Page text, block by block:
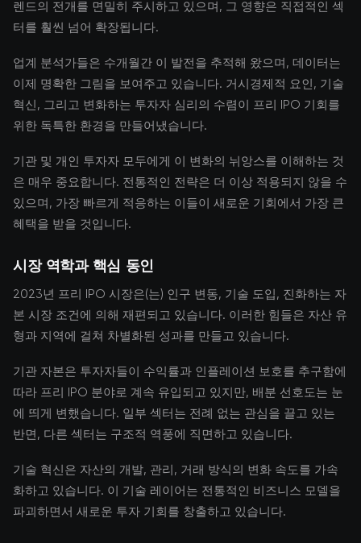
렌드의 전개를 면밀히 주시하고 있으며, 그 영향은 직접적인 섹
터를 훨씬 넘어 확장됩니다.
업계 분석가들은 수개월간 이 발전을 추적해 왔으며, 데이터는
이제 명확한 그림을 보여주고 있습니다. 거시경제적 요인, 기술
혁신, 그리고 변화하는 투자자 심리의 수렴이 프리 IPO 기회를
위한 독특한 환경을 만들어냈습니다.
기관 및 개인 투자자 모두에게 이 변화의 뉘앙스를 이해하는 것
은 매우 중요합니다. 전통적인 전략은 더 이상 적용되지 않을 수
있으며, 가장 빠르게 적응하는 이들이 새로운 기회에서 가장 큰
혜택을 받을 것입니다.
시장 역학과 핵심 동인
2023년 프리 IPO 시장은(는) 인구 변동, 기술 도입, 진화하는 자
본 시장 조건에 의해 재편되고 있습니다. 이러한 힘들은 자산 유
형과 지역에 걸쳐 차별화된 성과를 만들고 있습니다.
기관 자본은 투자자들이 수익률과 인플레이션 보호를 추구함에
따라 프리 IPO 분야로 계속 유입되고 있지만, 배분 선호도는 눈
에 띄게 변했습니다. 일부 섹터는 전례 없는 관심을 끌고 있는
반면, 다른 섹터는 구조적 역풍에 직면하고 있습니다.
기술 혁신은 자산의 개발, 관리, 거래 방식의 변화 속도를 가속
화하고 있습니다. 이 기술 레이어는 전통적인 비즈니스 모델을
파괴하면서 새로운 투자 기회를 창출하고 있습니다.